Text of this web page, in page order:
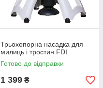
Трьохопорна насадка для
милиць і тростин FDI
Готово до відправки
1 399 ₴